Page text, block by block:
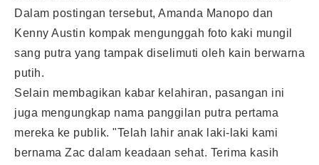
Dalam postingan tersebut, Amanda Manopo dan
Kenny Austin kompak mengunggah foto kaki mungil
sang putra yang tampak diselimuti oleh kain berwarna
putih.
Selain membagikan kabar kelahiran, pasangan ini
juga mengungkap nama panggilan putra pertama
mereka ke publik. "Telah lahir anak laki-laki kami
bernama Zac dalam keadaan sehat. Terima kasih